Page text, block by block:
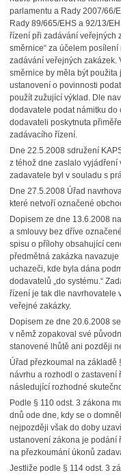
parlamentu a Rady 2007/66/
Rady 89/665/EHS a 92/13/
řízení při zadávání veřejných
směrnice“ za účelem
zadávání veřejných zakázek.
směrnice by měla být
ustanovení o povinnosti
použít zužující výklad. Dle
dodavatele podat námitku do
dodavateli poskytnuta
zadávacího řízení.
Dne 22.5.2008 sdružení
z téhož dne zaslalo vyjádření
zadavatele byl v souladu s
Dne 27.5.2008 Úřad
které netvoří označené
Dopisem ze dne 13.6.2008
a smlouvy bez dříve
spisu o přílohy obsahující
předmětná zakázka
uchazeči, kde byla dána
dodavatelů „do systému.“
řízení je tak dle navrhovatele
veřejné zakázky.
Dopisem ze dne 20.6.2008
v němž zopakoval své
stanovené lhůtě ani později
Úřad přezkoumal na základě
návrhu a rozhodl o zastavení
následující rozhodné
Podle § 110 odst. 3 zákona
dnů ode dne, kdy se o
nejpozději však do doby
ustanovení zákona je podání
na přezkoumání úkonů
Jestliže podle § 114 odst. 3